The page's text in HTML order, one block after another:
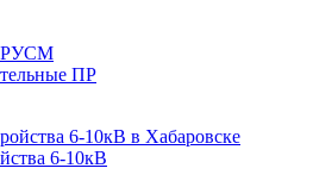
РУСМ
ПР
6-10кВ